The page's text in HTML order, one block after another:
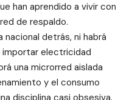
han aprendido a vivir con
de respaldo.
nacional detrás, ni habrá
importar electricidad
una microrred aislada
y el consumo